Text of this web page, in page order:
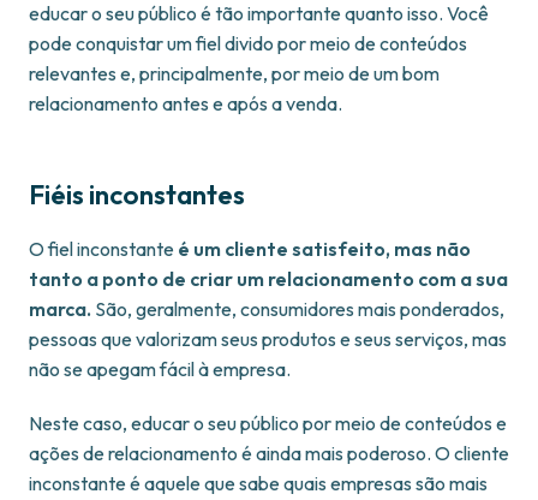
educar o seu público é tão importante quanto isso. Você
pode conquistar um fiel divido por meio de conteúdos
relevantes e, principalmente, por meio de um bom
relacionamento antes e após a venda.
Fiéis inconstantes
O fiel inconstante é um cliente satisfeito, mas não
tanto a ponto de criar um relacionamento com a sua
marca. São, geralmente, consumidores mais ponderados,
pessoas que valorizam seus produtos e seus serviços, mas
não se apegam fácil à empresa.
Neste caso, educar o seu público por meio de conteúdos e
ações de relacionamento é ainda mais poderoso. O cliente
inconstante é aquele que sabe quais empresas são mais